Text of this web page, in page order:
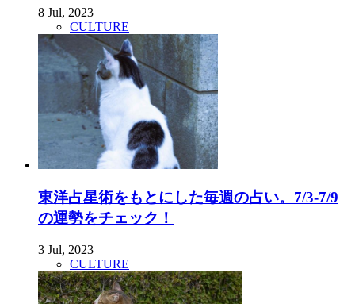
8 Jul, 2023
CULTURE
東洋占星術をもとにした毎週の占い。7/3-7/9
の運勢をチェック！
3 Jul, 2023
CULTURE